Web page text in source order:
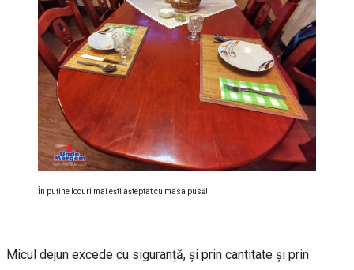
În puţine locuri mai eşti aşteptat cu masa pusă!
Micul dejun excede cu siguranță, și prin cantitate și prin